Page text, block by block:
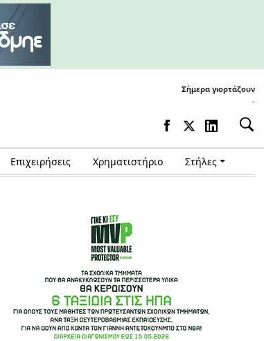
Σήμερα γιορτάζουν
-
Επιχειρήσεις Χρηματιστήριο Στήλες